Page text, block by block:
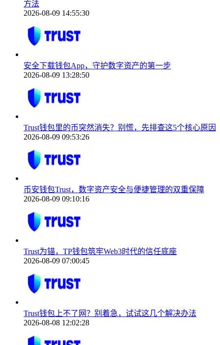
方法
2026-08-09 14:55:30
安全下载钱包App，守护数字资产的第一步
2026-08-09 13:28:50
Trust钱包里的币突然消失？别慌，先排查这5个核心原因
2026-08-09 09:53:26
币安钱包Trust，数字资产安全与便捷管理的双重保障
2026-08-09 09:10:16
Trust为锚，TP钱包筑牢Web3时代的信任底座
2026-08-09 07:00:45
Trust钱包上不了网？别着急，试试这几个解决办法
2026-08-08 12:02:28